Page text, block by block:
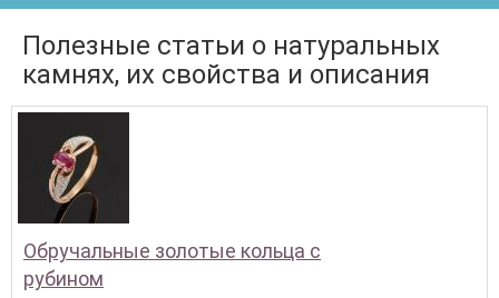
Полезные статьи о натуральных
камнях, их свойства и описания
Обручальные золотые кольца с
рубином